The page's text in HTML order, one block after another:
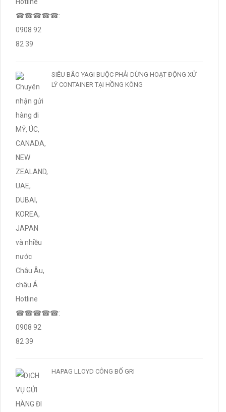
SIÊU BÃO YAGI BUỘC PHẢI DỪNG HOẠT ĐỘNG XỬ
LÝ CONTAINER TẠI HỒNG KÔNG
HAPAG LLOYD CÔNG BỐ GRI